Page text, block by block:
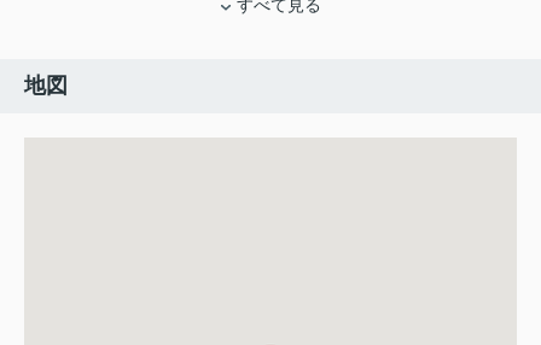
すべて見る
地図